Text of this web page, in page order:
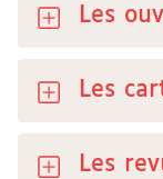
Les
Les
Les